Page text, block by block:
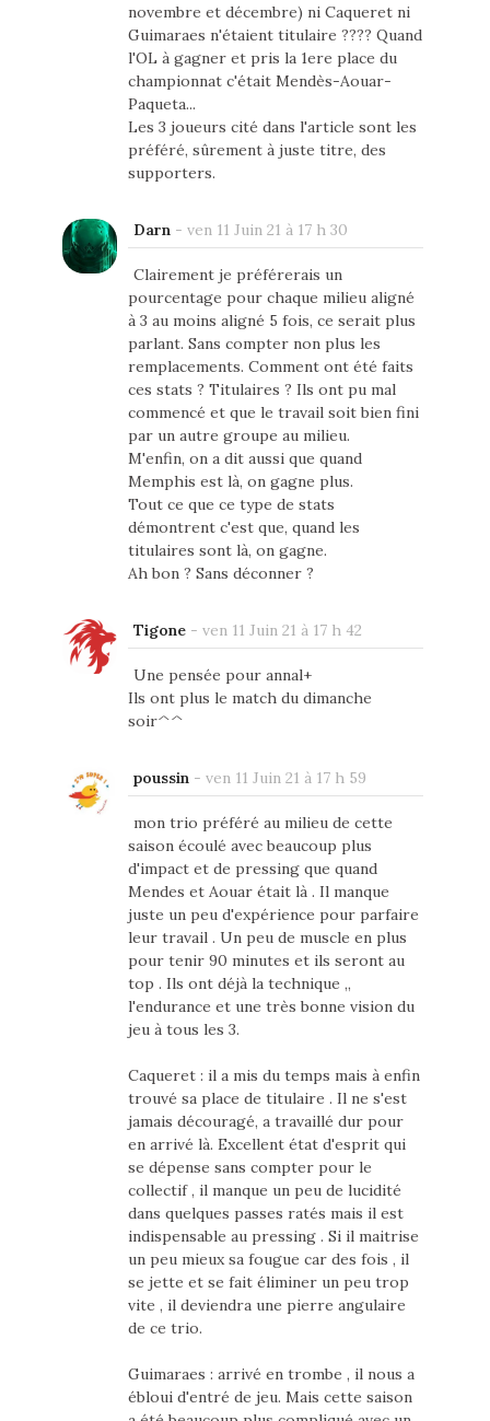
novembre et décembre) ni Caqueret ni
Guimaraes n'étaient titulaire ???? Quand
l'OL à gagner et pris la 1ere place du
championnat c'était Mendès-Aouar-
Paqueta...
Les 3 joueurs cité dans l'article sont les
préféré, sûrement à juste titre, des
supporters.
Darn - ven 11 Juin 21 à 17 h 30
Clairement je préférerais un
pourcentage pour chaque milieu aligné
à 3 au moins aligné 5 fois, ce serait plus
parlant. Sans compter non plus les
remplacements. Comment ont été faits
ces stats ? Titulaires ? Ils ont pu mal
commencé et que le travail soit bien fini
par un autre groupe au milieu.
M'enfin, on a dit aussi que quand
Memphis est là, on gagne plus.
Tout ce que ce type de stats
démontrent c'est que, quand les
titulaires sont là, on gagne.
Ah bon ? Sans déconner ?
Tigone- ven 11 Juin 21 à 17 h 42
Une pensée pour annal+
Ils ont plus le match du dimanche
soir^^
poussin - ven 11 Juin 21 à 17 h 59
mon trio préféré au milieu de cette
saison écoulé avec beaucoup plus
d'impact et de pressing que quand
Mendes et Aouar était là . Il manque
juste un peu d'expérience pour parfaire
leur travail . Un peu de muscle en plus
pour tenir 90 minutes et ils seront au
top . Ils ont déjà la technique ,,
l'endurance et une très bonne vision du
jeu à tous les 3.
Caqueret : il a mis du temps mais à enfin
trouvé sa place de titulaire . Il ne s'est
jamais découragé, a travaillé dur pour
en arrivé là. Excellent état d'esprit qui
se dépense sans compter pour le
collectif , il manque un peu de lucidité
dans quelques passes ratés mais il est
indispensable au pressing . Si il maitrise
un peu mieux sa fougue car des fois , il
se jette et se fait éliminer un peu trop
vite , il deviendra une pierre angulaire
de ce trio.
Guimaraes : arrivé en trombe , il nous a
ébloui d'entré de jeu. Mais cette saison